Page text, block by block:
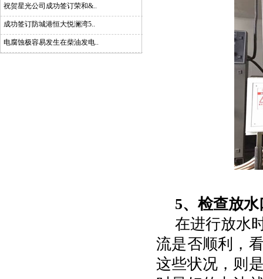
祝贺星光公司成功签订荣和&..
成功签订防城港恒大悦澜湾5..
电腐蚀极容易发生在柴油发电..
5、检查放
在进行放水
流是否顺利，
这些状况，则